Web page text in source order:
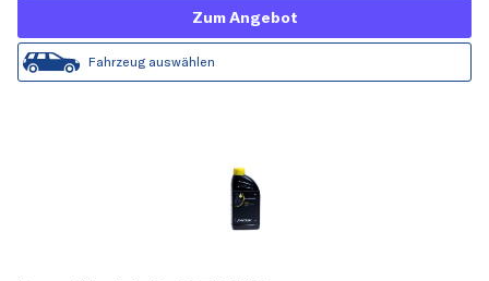
Zum Angebot
Fahrzeug auswählen